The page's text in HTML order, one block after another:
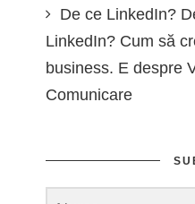
De ce LinkedIn?
LinkedIn? Cum să
business. E despre
Comunicare